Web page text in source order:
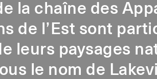
la chaîne des
de l’Est sont
leurs paysages
le nom de